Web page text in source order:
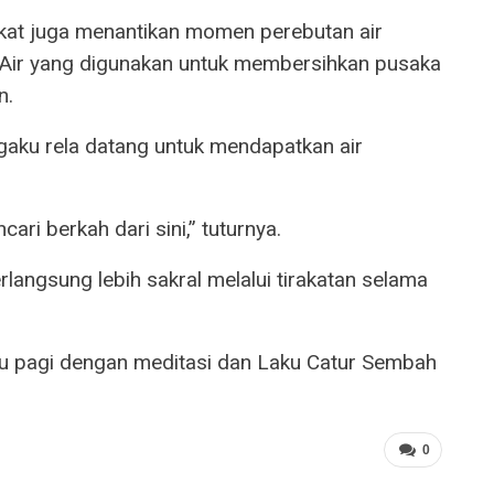
juga menantikan momen perebutan air
yang digunakan untuk membersihkan pusaka
rela datang untuk mendapatkan air
berkah dari sini,” tuturnya.
lebih sakral melalui tirakatan selama
pagi dengan meditasi dan Laku Catur Sembah
0